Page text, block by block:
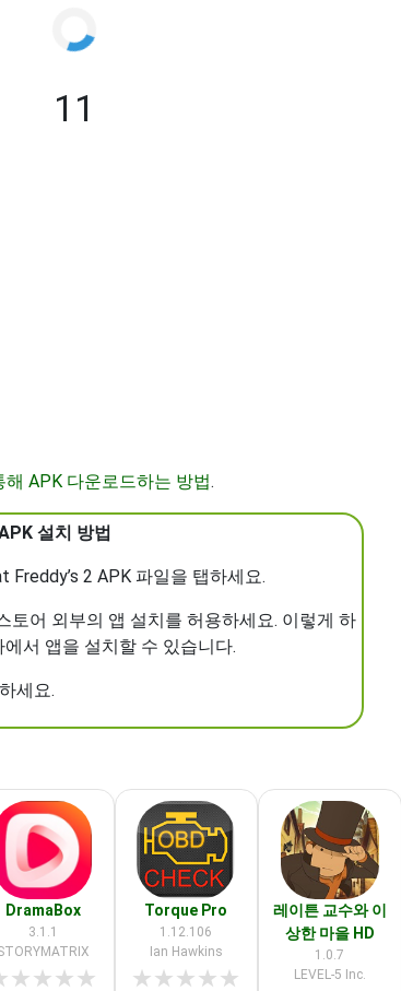
11
APK 다운로드하는 방법.
설치 방법
Freddy’s 2 APK 파일을 탭하세요.
토어 외부의 앱 설치를 허용하세요. 이렇게 하
서 앱을 설치할 수 있습니다.
세요.
DramaBox
3.1.1
★★★★
Torque Pro
1.12.106
Ian Hawkins
★★★★★
레이튼 교수와 이
상한 마을 HD
1.0.7
LEVEL-5 Inc.